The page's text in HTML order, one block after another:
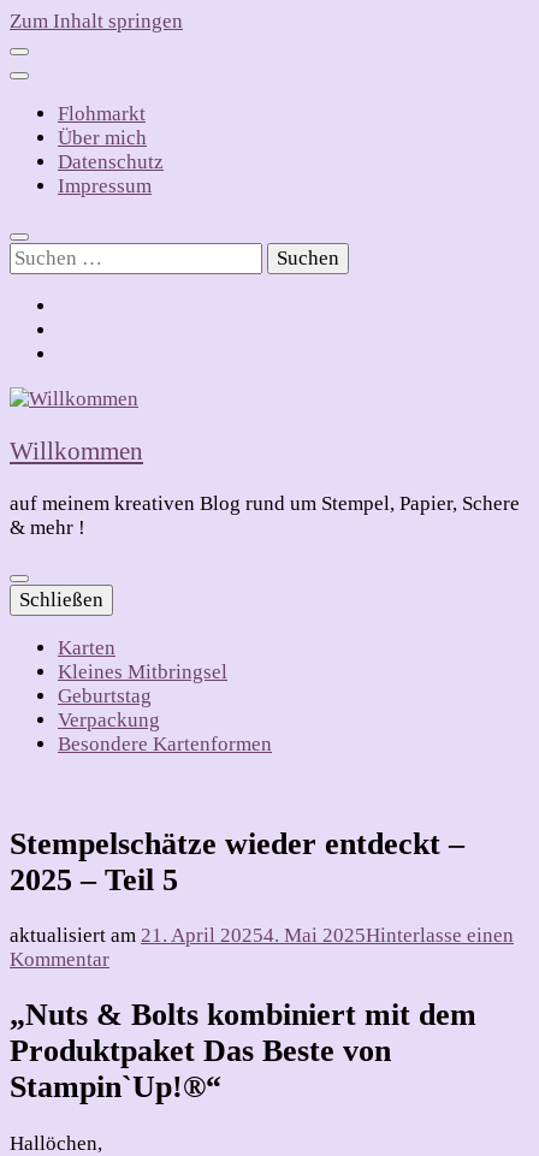
Zum Inhalt springen
Flohmarkt
Über mich
Datenschutz
Impressum
Suchen
nach:
Willkommen
auf meinem kreativen Blog rund um Stempel, Papier, Schere
& mehr !
Schließen
Karten
Kleines Mitbringsel
Geburtstag
Verpackung
Besondere Kartenformen
Stempelschätze wieder entdeckt –
2025 – Teil 5
aktualisiert am 21. April 20254. Mai 2025Hinterlasse einen
Kommentarzu
wieder
entdeckt
–
2025
–
„Nuts & Bolts kombiniert mit dem
Produktpaket Das Beste von
Stampin`Up!®“
Hallöchen,